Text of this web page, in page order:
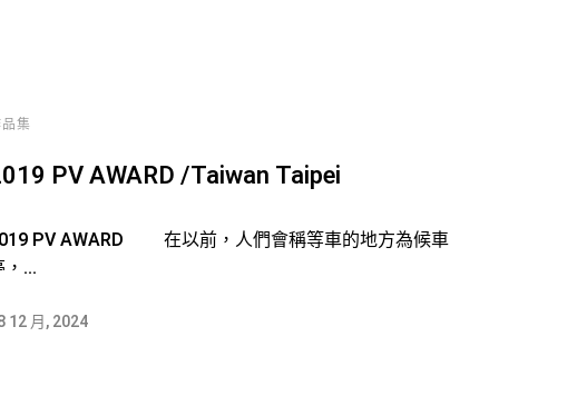
集
PV AWARD /Taiwan Taipei
PV AWARD 在以前，人們會稱等車的地方為候車
...
12 月, 2024